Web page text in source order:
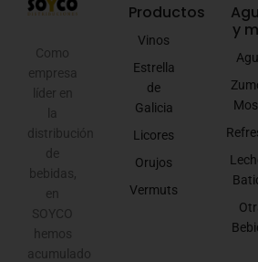
Como
empresa
líder en
la
distribución
de
bebidas,
en
SOYCO
hemos
acumulado
Productos
Vinos
Estrella
de
Galicia
Licores
Orujos
Vermuts
y